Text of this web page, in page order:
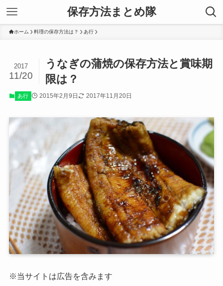
保存方法まとめ隊
ホーム 料理の保存方法は？ あ行
うなぎの蒲焼の保存方法と賞味期
限は？
2017
11/20
あ行 2015年2月9日 2017年11月20日
※当サイトは広告を含みます